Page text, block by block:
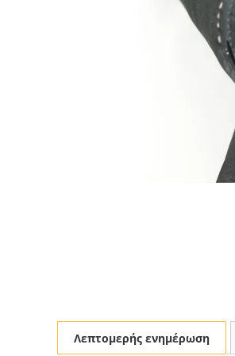
Λεπτομερής ενημέρωση